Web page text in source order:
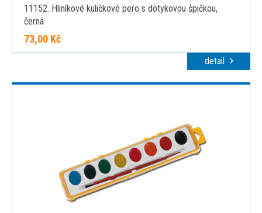
11152. Hliníkové kuličkové pero s dotykovou špičkou,
černá
73,00 Kč
detail